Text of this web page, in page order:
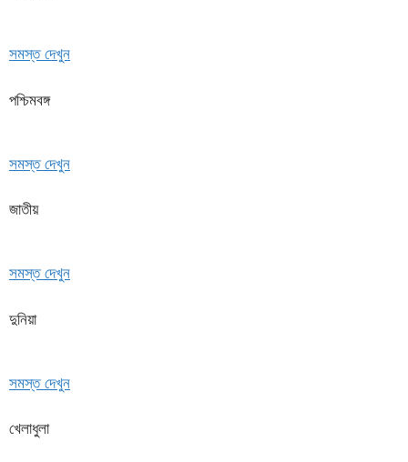
সমস্ত দেখুন
পশ্চিমবঙ্গ
সমস্ত দেখুন
জাতীয়
সমস্ত দেখুন
দুনিয়া
সমস্ত দেখুন
খেলাধুলা